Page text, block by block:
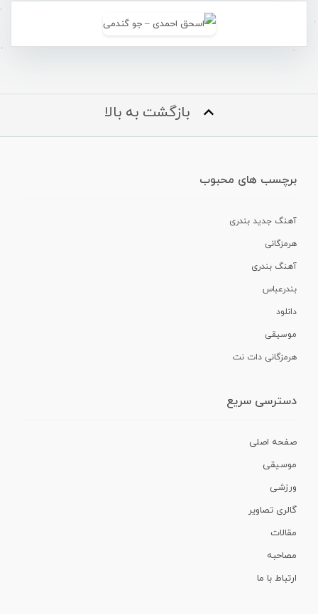
بازگشت به بالا
برچسب های محبوب
آهنگ جدید بندری
هرمزگانی
آهنگ بندری
بندرعباس
دانلود
موسیقی
هرمزگانی دات نت
دسترسی سریع
صفحه اصلی
موسیقی
ورزشی
گالری تصاویر
مقالات
مصاحبه
ارتباط با ما